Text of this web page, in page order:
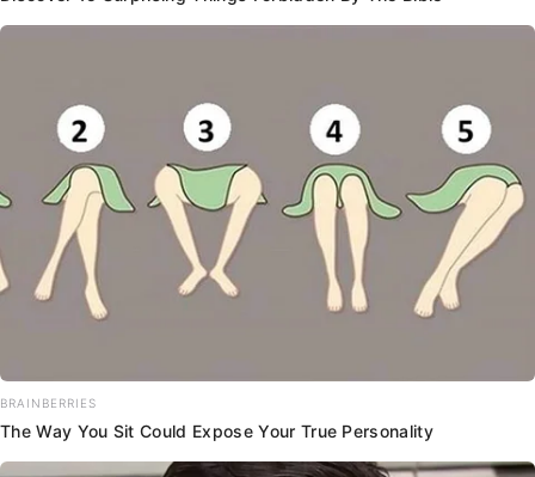
BRAINBERRIES
The Way You Sit Could Expose Your True Personality